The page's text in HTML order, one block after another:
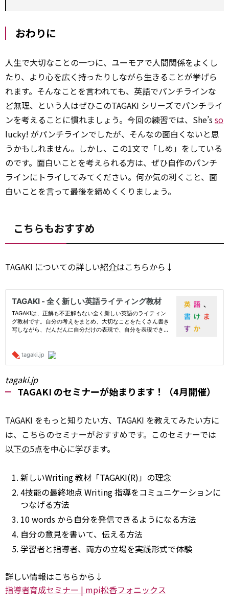
おわりに
人生で大切なことの一つに、ユーモアで人間関係をよくし
たり、より心を広く持ったりしながら生きることが挙げら
れます。そんなことを言われても、英語でパンチラインな
ど無理、という人はぜひこのTAGAKI シリーズでパンチライ
ンを考えることに慣れましょう。今回の練習では、She’sso
lucky! がパンチラインでしたが、そんなの面白くないと思
うかもしれません。しかし、この1文で「しめ」をしている
のです。面白いことを考えられる方は、ぜひ自作のパンチ
ラインにトライしてみてください。何か気の利くこと、面
白いことを言って最後を締めくくりましょう。
こちらもおすすめ
TAGAKI についての詳しい紹介はこちらから↓
tagaki.jp
TAGAKI のセミナーが始まります！（4月開催）
TAGAKI をもっと知りたい方、TAGAKI を教えてみたい方に
は、こちらのセミナーがおすすめです。このセミナーでは
以下の5点を中心に学びます。
新しいWriting 教材「TAGAKI(R)」の理念
4技能の最終地点 Writing 指導をコミュニケーションに
つなげる方法
10 words から自分を発信できるようになる方法
自分の意見を書いて、伝える方法
学習者と指導者、両方の立場を実践形式で体験
詳しい情報はこちらから↓
指導者育成セミナー | mpi松香フォニックス